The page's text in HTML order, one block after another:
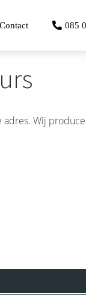
Contact 085
adres. Wij